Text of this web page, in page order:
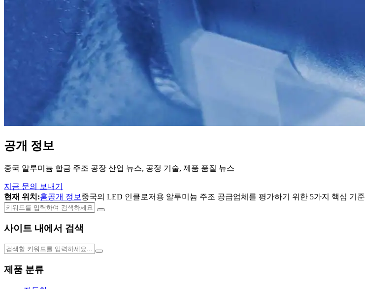
공개 정보
중국 알루미늄 합금 주조 공장 산업 뉴스, 공정 기술, 제품 품질 뉴스
지금 문의 보내기
현재 위치:홈공개 정보 중국의 LED 인클로저용 알루미늄 주조 공급업체를 평가하기 위한 5가지 핵심 기준
사이트 내에서 검색
제품 분류